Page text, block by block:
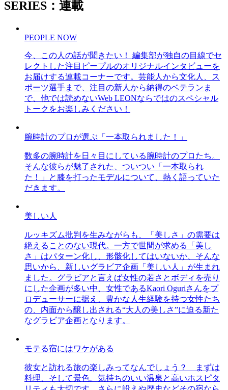
SERIES：連載
PEOPLE NOW
今、この人の話が聞きたい！ 編集部が独自の目線でセ
レクトした注目ピープルのオリジナルインタビューを
お届けする連載コーナーです。芸能人から文化人、ス
ポーツ選手まで、注目の新人から納得のベテランま
で、他では読めないWeb LEONならではのスペシャル
トークをお楽しみください！
腕時計のプロが選ぶ「一本取られました！」
数多の腕時計を日々目にしている腕時計のプロたち。
そんな彼らが魅了された、ついつい「一本取られ
た！」と膝を打ったモデルについて、熱く語っていた
だきます。
美しい人
ルッキズム批判を生みながらも、「美しさ」の需要は
絶えることのない現代。一方で世間が求める「美し
さ」はパターン化し、形骸化してはいないか、そんな
思いから、新しいグラビア企画「美しい人」が生まれ
ました。グラビアと言えば女性の若さとボディを売り
にした企画が多い中、女性であるKaori Oguriさんをプ
ロデューサーに据え、豊かな人生経験を持つ女性たち
の、内面から醸し出される“大人の美しさ”に迫る新た
なグラビア企画となります。
モテる宿にはワケがある
彼女と訪れる旅の楽しみってなんでしょう？ まずは
料理、そして景色。気持ちのいい温泉と高いホスピタ